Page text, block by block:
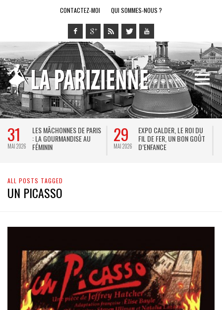
CONTACTEZ-MOI QUI SOMMES-NOUS ?
31
MAI 2026
LES MÂCHONNES DE PARIS
: LA GOURMANDISE AU
FÉMININ
29
MAI 2026
EXPO CALDER, LE ROI DU
FIL DE FER, UN BON GOÛT
D’ENFANCE
ALL POSTS TAGGED
UN PICASSO